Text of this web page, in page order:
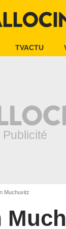
TVACTU
Muchuvitz